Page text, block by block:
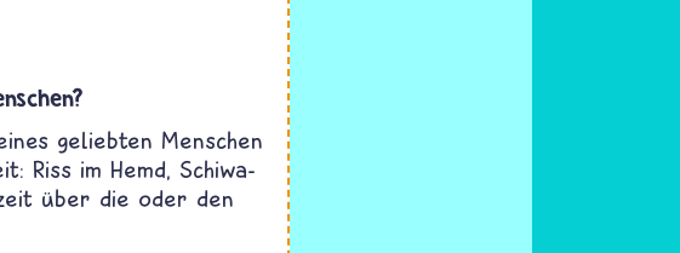
geliebten Menschen
Riss im Hemd, Schiwa-
über die oder den